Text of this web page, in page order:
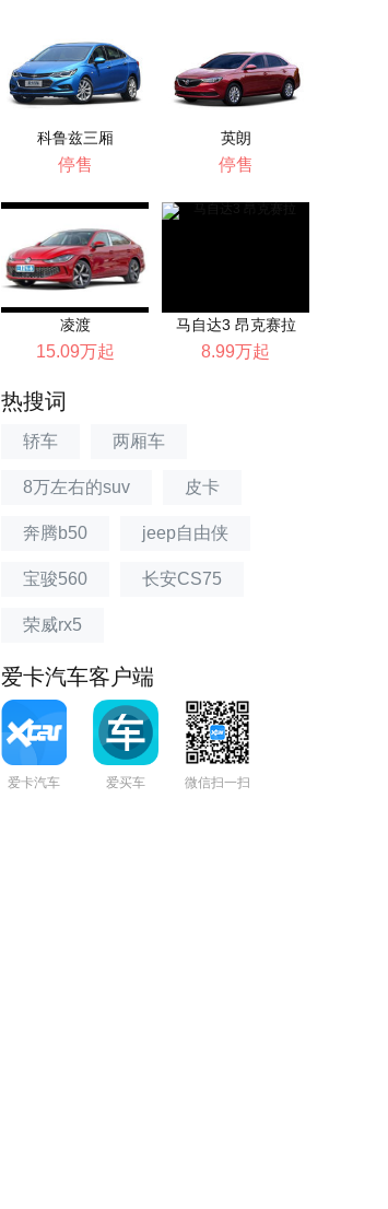
科鲁兹三厢
停售
英朗
停售
凌渡
15.09万起
马自达3 昂克赛拉
8.99万起
热搜词
轿车 两厢车
8万左右的suv 皮卡
奔腾b50 jeep自由侠
宝骏560 长安CS75
荣威rx5
爱卡汽车客户端
爱卡汽车 爱买车 微信扫一扫